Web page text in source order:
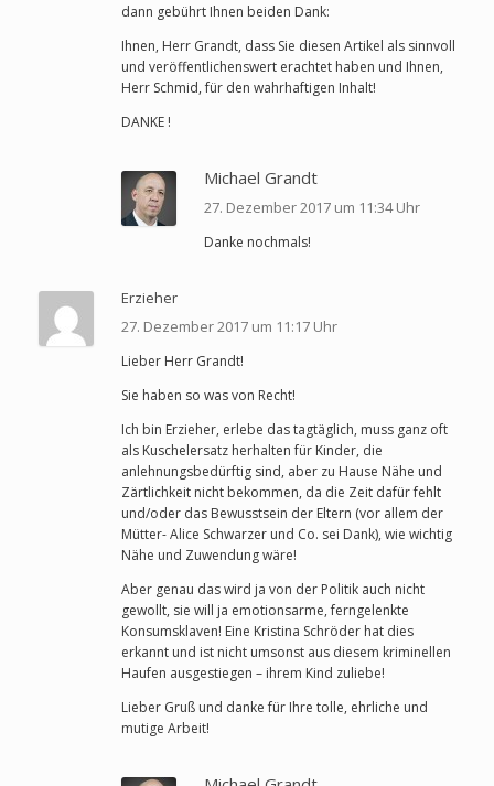
dann gebührt Ihnen beiden Dank:
Ihnen, Herr Grandt, dass Sie diesen Artikel als sinnvoll
und veröffentlichenswert erachtet haben und Ihnen,
Herr Schmid, für den wahrhaftigen Inhalt!
DANKE !
Michael Grandt
27. Dezember 2017 um 11:34 Uhr
Danke nochmals!
Erzieher
27. Dezember 2017 um 11:17 Uhr
Lieber Herr Grandt!
Sie haben so was von Recht!
Ich bin Erzieher, erlebe das tagtäglich, muss ganz oft
als Kuschelersatz herhalten für Kinder, die
anlehnungsbedürftig sind, aber zu Hause Nähe und
Zärtlichkeit nicht bekommen, da die Zeit dafür fehlt
und/oder das Bewusstsein der Eltern (vor allem der
Mütter- Alice Schwarzer und Co. sei Dank), wie wichtig
Nähe und Zuwendung wäre!
Aber genau das wird ja von der Politik auch nicht
gewollt, sie will ja emotionsarme, ferngelenkte
Konsumsklaven! Eine Kristina Schröder hat dies
erkannt und ist nicht umsonst aus diesem kriminellen
Haufen ausgestiegen – ihrem Kind zuliebe!
Lieber Gruß und danke für Ihre tolle, ehrliche und
mutige Arbeit!